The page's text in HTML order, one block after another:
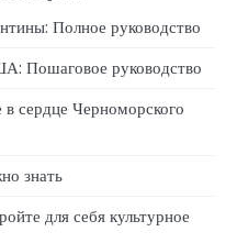
Полное руководство
Пошаговое руководство
сердце Черноморского
знать
для себя культурное